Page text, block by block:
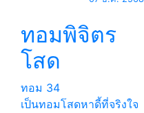
ทอมพิจิตร
โสด
ทอม 34
เป็นทอมโสดหาดี้ที่จริงใจ